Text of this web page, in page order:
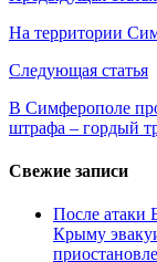
по
записям
На территории
Следующая статья
​В Симферополе
штрафа – гордый
Свежие записи
После атаки
Крыму